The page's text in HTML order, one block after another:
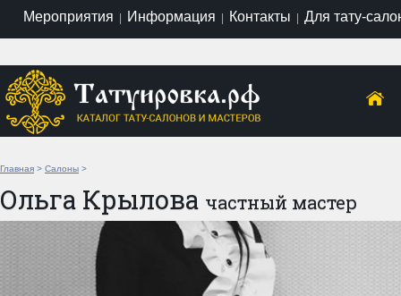
Мероприятия | Информация | Контакты | Для тату-
Главная > Салоны >
Ольга Крылова частный мастер